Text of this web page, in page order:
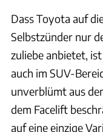
Dass Toyota auf
Selbstzünder nur
zuliebe anbietet,
auch im SUV-
unverblümt aus
dem Facelift
auf eine einzige